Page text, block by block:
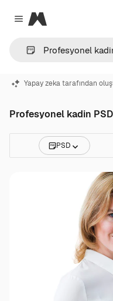
Close menu
Magnific
Yapay zeka tarafından
Profesyonel kadin PSD
PSD